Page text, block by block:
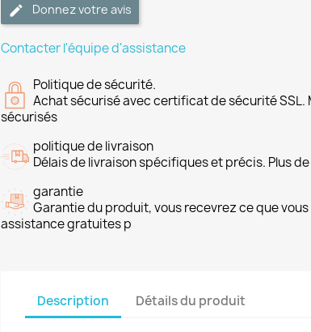
Donnez votre avis
Contacter l'équipe d'assistance
Politique de sécurité.
Achat sécurisé avec certificat de sécurité SSL.
sécurisés
politique de livraison
Délais de livraison spécifiques et précis. Plus
garantie
Garantie du produit, vous recevrez ce que
assistance gratuites p
Description Détails du produit